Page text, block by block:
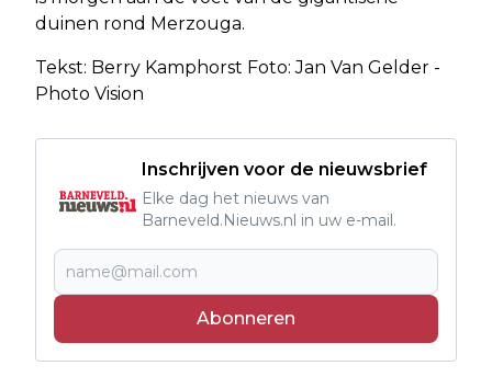
duinen rond Merzouga.
Tekst: Berry Kamphorst Foto: Jan Van Gelder -
Photo Vision
Inschrijven voor de nieuwsbrief
Elke dag het nieuws van
Barneveld.Nieuws.nl in uw e-mail.
Abonneren